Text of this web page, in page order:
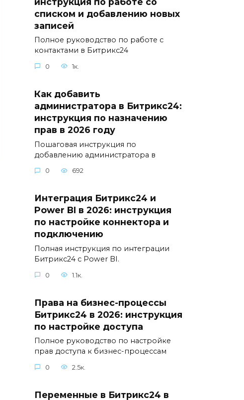
списком и добавлению новых
записей
Полное руководство по работе с
контактами в Битрикс24
0 1к.
Как добавить
администратора в Битрикс24:
инструкция по назначению
прав в 2026 году
Пошаговая инструкция по
добавлению администратора в
0 692
Интеграция Битрикс24 и
Power BI в 2026: инструкция
по настройке коннектора и
подключению
Полная инструкция по интеграции
Битрикс24 с Power BI.
0 1.1к.
Права на бизнес-процессы
Битрикс24 в 2026: инструкция
по настройке доступа
Полное руководство по настройке
прав доступа к бизнес-процессам
0 2.5к.
Переменные в Битрикс24 в